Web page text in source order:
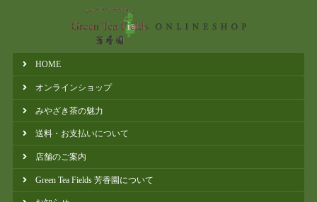
HOME
オンラインショップ
みやざき茶の魅力
送料・お支払いについて
店舗のご案内
Green Tea Fields 芳香園について